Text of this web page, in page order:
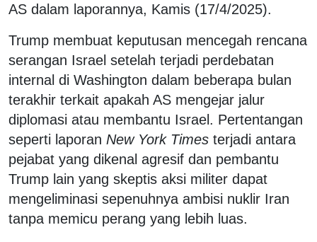
AS dalam laporannya, Kamis (17/4/2025).
Trump membuat keputusan mencegah rencana
serangan Israel setelah terjadi perdebatan
internal di Washington dalam beberapa bulan
terakhir terkait apakah AS mengejar jalur
diplomasi atau membantu Israel. Pertentangan
seperti laporan New York Times terjadi antara
pejabat yang dikenal agresif dan pembantu
Trump lain yang skeptis aksi militer dapat
mengeliminasi sepenuhnya ambisi nuklir Iran
tanpa memicu perang yang lebih luas.